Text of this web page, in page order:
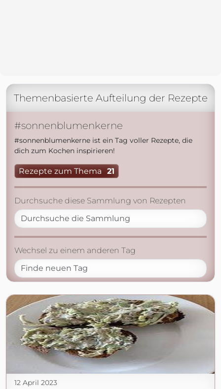
Themenbasierte Aufteilung der Rezepte
#sonnenblumenkerne
#sonnenblumenkerne ist ein Tag voller Rezepte, die
dich zum Kochen inspirieren!
Rezepte zum Thema 21
Durchsuche diese Sammlung von Rezepten
Wechsel zu einem anderen Tag
12 April 2023